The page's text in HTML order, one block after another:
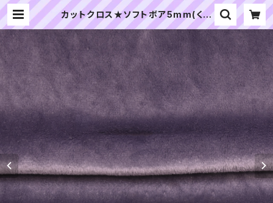
カットクロス★ソフトボア5mm(くす
みパープル)LB034 ボア生地 50cm
× 45cm | ぬいぐるみの生地やさん
｜「ぬい」の布地・材料の通販専門店